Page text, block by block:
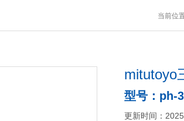
当前位
mitutoyo
型号：ph-
更新时间：